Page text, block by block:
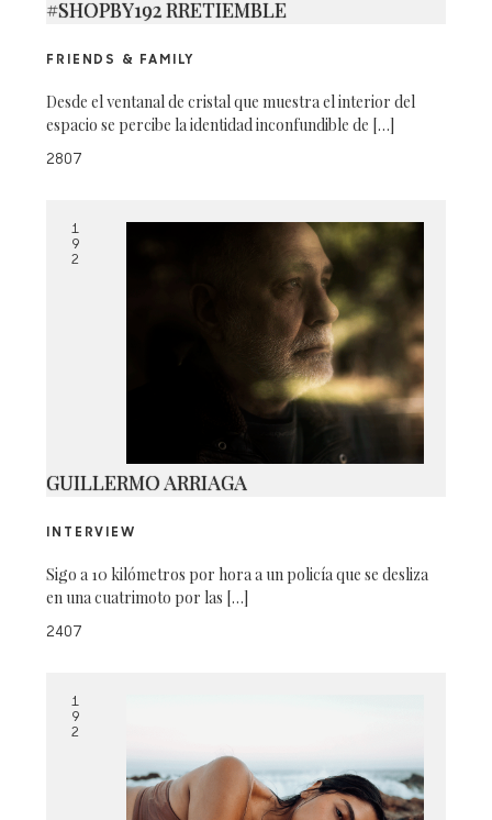
SWAROVSKI D1
#SHOPBY192 RRETIEMBLE
FRIENDS & FAMILY
Desde el ventanal de cristal que muestra el interior del
espacio se percibe la identidad inconfundible de […]
2807
1
9
2
GUILLERMO ARRIAGA
INTERVIEW
Sigo a 10 kilómetros por hora a un policía que se desliza
en una cuatrimoto por las […]
2407
1
9
2